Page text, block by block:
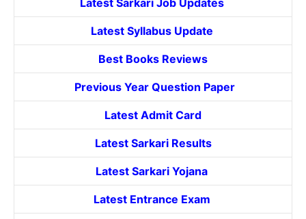
Latest Syllabus Update
Best Books Reviews
Previous Year Question Paper
Latest Admit Card
Latest Sarkari Results
Latest Sarkari Yojana
Latest Entrance Exam